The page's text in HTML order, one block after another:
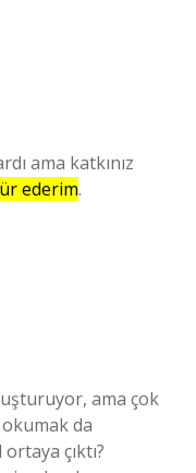
ama katkınız
ederim.
ama çok
okumak da
çıktı?